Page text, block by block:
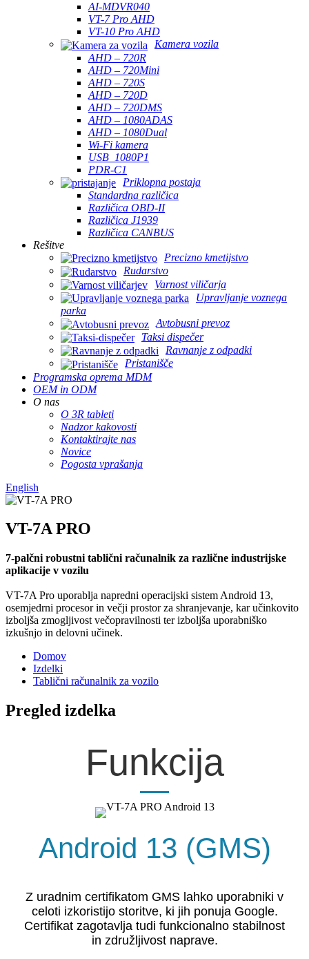
AI-MDVR040
VT-7 Pro AHD
VT-10 Pro AHD
Kamera vozila
AHD – 720R
AHD – 720Mini
AHD – 720S
AHD – 720D
AHD – 720DMS
AHD – 1080ADAS
AHD – 1080Dual
Wi-Fi kamera
USB_1080P1
PDR-C1
Priklopna postaja
Standardna različica
Različica OBD-II
Različica J1939
Različica CANBUS
Rešitve
Precizno kmetijstvo
Rudarstvo
Varnost viličarja
Upravljanje voznega
parka
Avtobusni prevoz
Taksi dispečer
Ravnanje z odpadki
Pristanišče
Programska oprema MDM
OEM in ODM
O nas
O 3R tableti
Nadzor kakovosti
Kontaktirajte nas
Novice
Pogosta vprašanja
English
VT-7A PRO
7-palčni robustni tablični računalnik za različne industrijske
aplikacije v vozilu
VT-7A Pro uporablja napredni operacijski sistem Android 13,
osemjedrni procesor in večji prostor za shranjevanje, kar učinkovito
izboljša zmogljivost večopravilnosti ter izboljša uporabniško
izkušnjo in delovni učinek.
Domov
Izdelki
Tablični računalnik za vozilo
Pregled izdelka
Funkcija
Android 13 (GMS)
Z uradnim certifikatom GMS lahko uporabniki v
celoti izkoristijo storitve, ki jih ponuja Google.
Certifikat zagotavlja tudi funkcionalno stabilnost
in združljivost naprave.